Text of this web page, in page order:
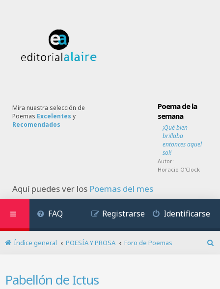
Mira nuestra selección de
Poemas Excelentes y
Recomendados
Poema de la
semana
¡Qué bien
brillaba
entonces aquel
sol!
Autor:
Horacio O'Clock
Aquí puedes ver los Poemas del mes
FAQ Identificarse
Registrarse
Índice general POESÍA Y PROSA
Foro de Poemas
Pabellón de Ictus